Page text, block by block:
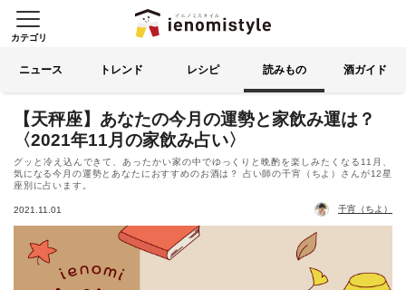
イエノミスタイル 家飲みを楽
カテゴリ
る
ニュース トレンド レシピ 読みもの 酒ガイド
【天秤座】あなたの今月の運勢と家飲み運は？
〈2021年11月の家飲み占い〉
グッと冷え込んできて、あったかい家の中でゆっくりと晩酌を楽しみたくなる11月、
気になる今月の運勢とあなたにおすすめのお酒は？ 占い師の千宵（ちよ）さんが12星
座別に占います。
2021.11.01 千宵（ちよ）